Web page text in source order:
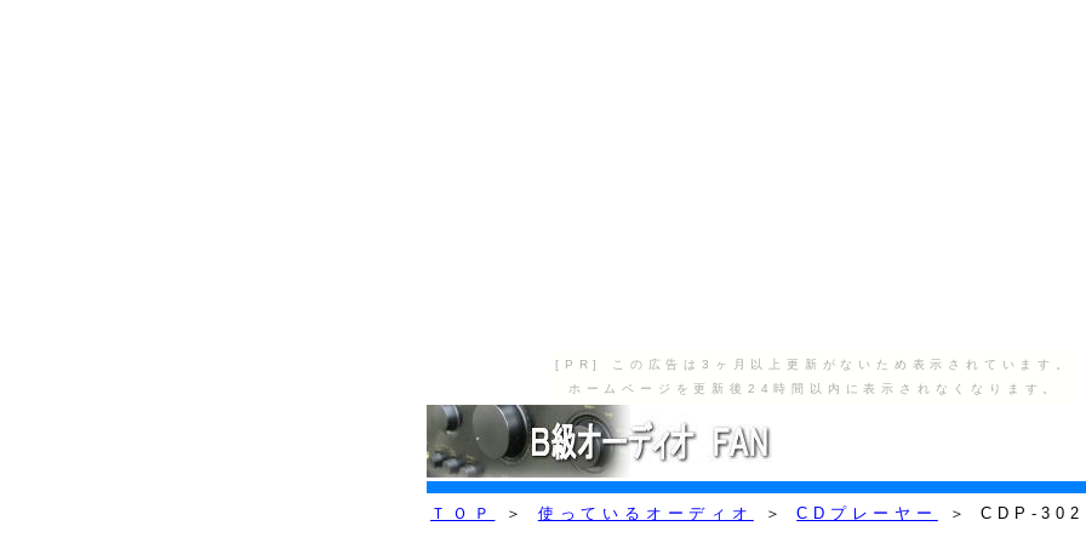
[PR] この広告は3ヶ月以上更新がないため表示されています。
ホームページを更新後24時間以内に表示されなくなります。
ＴＯＰ ＞ 使っているオーディオ ＞CDプレーヤー ＞ CDP-